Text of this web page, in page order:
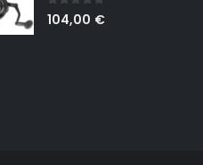
0out of 5
104,00 €